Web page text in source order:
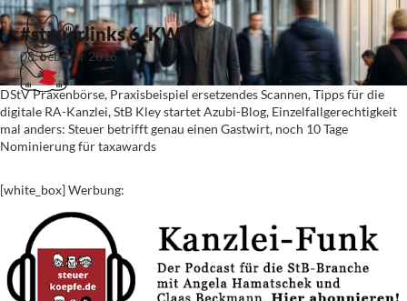
#steuerlinks 6. KW
08. Februar 2016
DStV Praxenbörse, Praxisbeispiel ersetzendes Scannen, Tipps für die
digitale RA-Kanzlei, StB Kley startet Azubi-Blog, Einzelfallgerechtigkeit
mal anders: Steuer betrifft genau einen Gastwirt, noch 10 Tage
Nominierung für taxawards
[white_box] Werbung: